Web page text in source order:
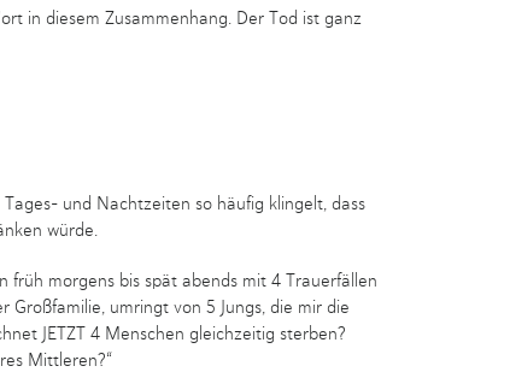
in diesem Zusammenhang. Der Tod ist ganz
und Nachtzeiten so häufig klingelt, dass
würde.
morgens bis spät abends mit 4 Trauerfällen
umringt von 5 Jungs, die mir die
JETZT 4 Menschen gleichzeitig sterben?
Mittleren?“